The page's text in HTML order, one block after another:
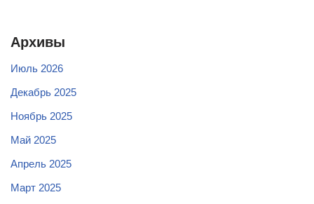
Архивы
Июль 2026
Декабрь 2025
Ноябрь 2025
Май 2025
Апрель 2025
Март 2025